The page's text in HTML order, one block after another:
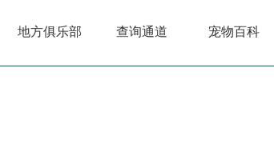
地方俱乐部 查询通道 宠物百科